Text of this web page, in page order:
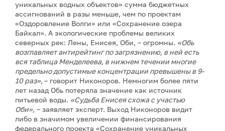
уникальных водных объектов» сумма бюджетных
ассигнований в разы меньше, чем по проектам
«Оздоровление Волги» или «Сохранение озера
Байкал». А экологические проблемы великих
северных рек: Лены, Енисея, Оби, – огромны. «Обь
возглавляет антирейтинг по загрязнению, в ней есть
вся таблица Менделеева, в нижнем течении многие
предельно допустимые концентрации превышены в 9-
10 раз», – говорит Никоноров. Немногим более пяти
лет назад Обь потеряла значение как источник
питьевой воды. «Судьба Енисея схожа с участью
Оби», – заявляет эксперт. Выход Никоноров видит
либо в значимом увеличении финансирования
федерального проекта «Сохранение уникальных